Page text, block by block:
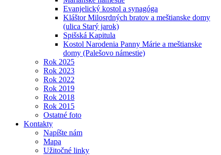
Evanjelický kostol a synagóga
Kláštor Milosrdných bratov a meštianske domy
(ulica Starý jarok)
Spišská Kapitula
Kostol Narodenia Panny Márie a meštianske
domy (Palešovo námestie)
Rok 2025
Rok 2023
Rok 2022
Rok 2019
Rok 2018
Rok 2015
Ostatné foto
Kontakty
Napíšte nám
Mapa
Užitočné linky